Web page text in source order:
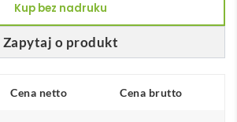
Zapytaj o produkt
Kup bez nadruku
Cena netto Cena brutto